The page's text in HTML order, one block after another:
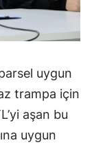
uygun
trampa için
aşan bu
uygun